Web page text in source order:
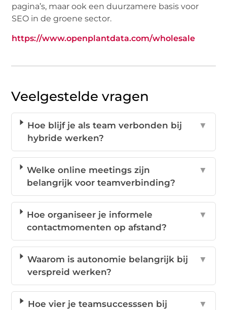
pagina’s, maar ook een duurzamere basis voor
SEO in de groene sector.
https://www.openplantdata.com/wholesale
Veelgestelde vragen
Hoe blijf je als team verbonden bij
hybride werken?
▼
Welke online meetings zijn
belangrijk voor teamverbinding?
▼
Hoe organiseer je informele
contactmomenten op afstand?
▼
Waarom is autonomie belangrijk bij
verspreid werken?
▼
Hoe vier je teamsuccesssen bij
▼